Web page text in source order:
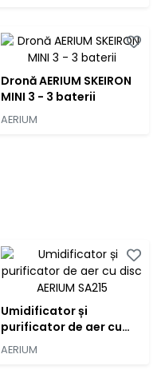
Dronă AERIUM SKEIRON
MINI 3 - 3 baterii
AERIUM
Umidificator și
purificator de aer cu
disc AERIUM SA215
AERIUM